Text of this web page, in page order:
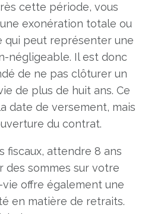
cette période, vous
exonération totale ou
qui peut représenter une
négligeable. Il est donc
de ne pas clôturer un
de plus de huit ans. Ce
date de versement, mais
du contrat.
fiscaux, attendre 8 ans
des sommes sur votre
vie offre également une
en matière de retraits.